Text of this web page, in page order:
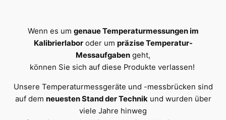
Wenn es um genaue Temperaturmessungen im
Kalibrierlaboroder um präzise Temperatur-
Messaufgaben geht,
können Sie sich auf diese Produkte verlassen!
Unsere Temperaturmessgeräte und -messbrücken sind
auf dem neuesten Stand der Technikund wurden über
viele Jahre hinweg